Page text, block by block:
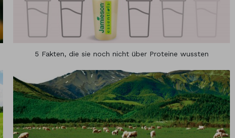
5 Fakten, die sie noch nicht über Proteine wussten